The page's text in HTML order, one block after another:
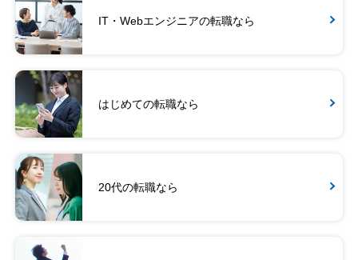
IT・Webエンジニアの転職なら
はじめての転職なら
20代の転職なら